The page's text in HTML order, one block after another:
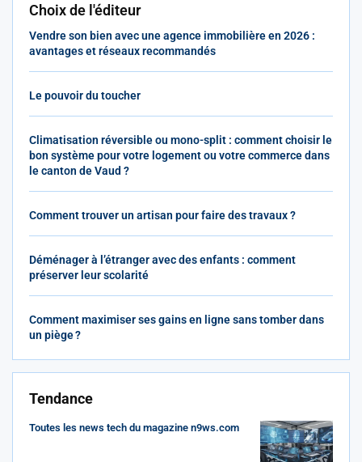
Choix de l'éditeur
Vendre son bien avec une agence immobilière en 2026 :
avantages et réseaux recommandés
Le pouvoir du toucher
Climatisation réversible ou mono-split : comment choisir le
bon système pour votre logement ou votre commerce dans
le canton de Vaud ?
Comment trouver un artisan pour faire des travaux ?
Déménager à l’étranger avec des enfants : comment
préserver leur scolarité
Comment maximiser ses gains en ligne sans tomber dans
un piège ?
Tendance
Toutes les news tech du magazine n9ws.com